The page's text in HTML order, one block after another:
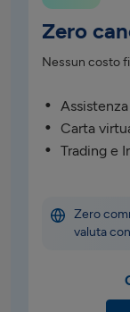
Zero
Nessun costo
Carta
Trading e
Zero
valuta